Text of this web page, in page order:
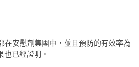
在安慰劑集團中，並且預防的有效率為
已經證明。